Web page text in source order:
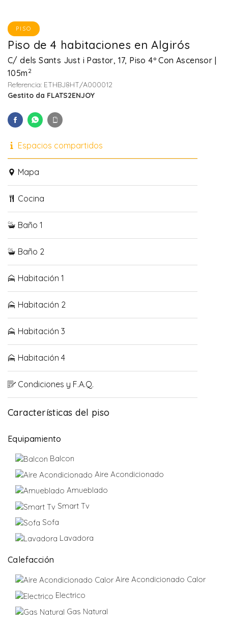
PISO
Piso de 4 habitaciones en Algirós
C/ dels Sants Just i Pastor, 17, Piso 4º Con Ascensor |
105m 2
Referencia: ETHBJ8HT/A000012
Gestito da FLATS2ENJOY
Espacios compartidos
Mapa
Cocina
Baño 1
Baño 2
Habitación 1
Habitación 2
Habitación 3
Habitación 4
Condiciones y F.A.Q.
Características del piso
Equipamiento
Balcon
Aire Acondicionado
Amueblado
Smart Tv
Sofa
Lavadora
Calefacción
Aire Acondicionado Calor
Electrico
Gas Natural